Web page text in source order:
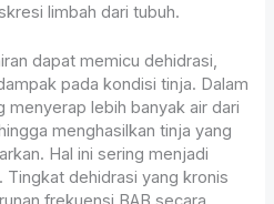
limbah dari tubuh.
dapat memicu dehidrasi,
pada kondisi tinja. Dalam
menyerap lebih banyak air dari
menghasilkan tinja yang
Hal ini sering menjadi
dehidrasi yang kronis